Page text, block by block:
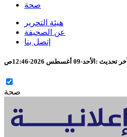
صحة
هيئة التحرير
عن الصحيفة
إتصل بنا
آخر تحديث : الأحد-09 أغسطس 2026-12:46ص
صحة